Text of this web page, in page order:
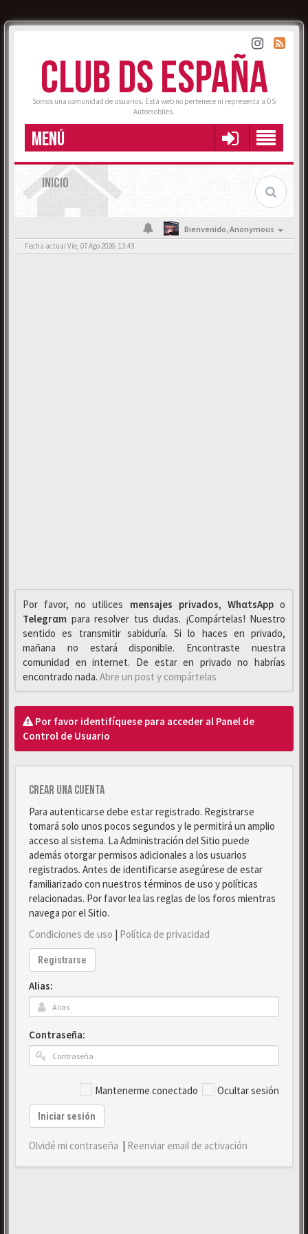
CLUB DS ESPAÑA
Somos una comunidad de usuarios. Esta web no pertenece ni representa a DS
Automobiles.
MENÚ
INICIO
Bienvenido,Anonymous
Fecha actual Vie, 07 Ago 2026, 13:43
Por favor, no utilices mensajes privados, WhαtsAppo
Telegrαm para resolver tus dudas. ¡Compártelas! Nuestro
sentido es transmitir sabiduría. Si lo haces en privado,
mañana no estará disponible. Encontraste nuestra
comunidad en internet. De estar en privado no habrías
encontrado nada. Abre un post y compártelas
Por favor identifíquese para acceder al Panel de
Control de Usuario
Crear una cuenta
Para autenticarse debe estar registrado. Registrarse
tomará solo unos pocos segundos y le permitirá un amplio
acceso al sistema. La Administración del Sitio puede
además otorgar permisos adicionales a los usuarios
registrados. Antes de identificarse asegúrese de estar
familiarizado con nuestros términos de uso y políticas
relacionadas. Por favor lea las reglas de los foros mientras
navega por el Sitio.
Condiciones de uso | Política de privacidad
Registrarse
Alias:
Contraseña:
Mantenerme conectado Ocultar sesión
Iniciar sesión
Olvidé mi contraseña | Reenviar email de activación